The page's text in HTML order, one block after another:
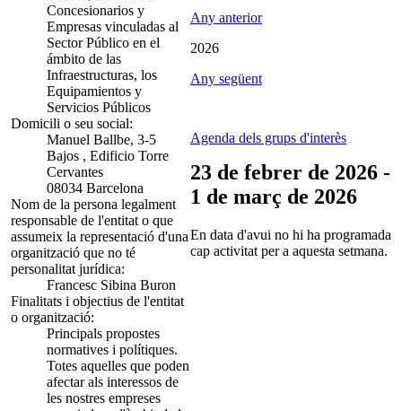
Concesionarios y
Empresas vinculadas al
Sector Público en el
ámbito de las
Infraestructuras, los
Equipamientos y
Servicios Públicos
Domicili o seu social:
Manuel Ballbe, 3-5
Bajos , Edificio Torre
Cervantes
08034 Barcelona
Nom de la persona legalment
responsable de l'entitat o que
assumeix la representació d'una
organització que no té
personalitat jurídica:
Francesc Sibina Buron
Finalitats i objectius de l'entitat
o organització:
Principals propostes
normatives i polítiques.
Totes aquelles que poden
afectar als interessos de
les nostres empreses
Any anterior
2026
Any següent
Agenda dels grups d'interès
23 de febrer de 2026 -
1 de març de 2026
En data d'avui no hi ha programada
cap activitat per a aquesta setmana.